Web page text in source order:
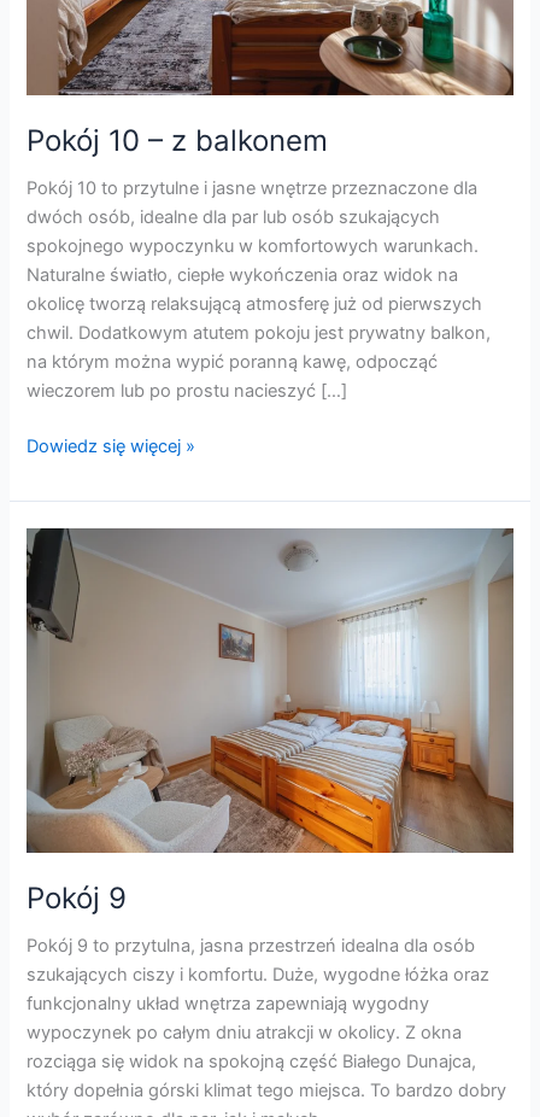
Pokój 10 – z balkonem
Pokój 10 to przytulne i jasne wnętrze przeznaczone dla
dwóch osób, idealne dla par lub osób szukających
spokojnego wypoczynku w komfortowych warunkach.
Naturalne światło, ciepłe wykończenia oraz widok na
okolicę tworzą relaksującą atmosferę już od pierwszych
chwil. Dodatkowym atutem pokoju jest prywatny balkon,
na którym można wypić poranną kawę, odpocząć
wieczorem lub po prostu nacieszyć […]
Dowiedz się więcej »
Pokój 9
Pokój 9 to przytulna, jasna przestrzeń idealna dla osób
szukających ciszy i komfortu. Duże, wygodne łóżka oraz
funkcjonalny układ wnętrza zapewniają wygodny
wypoczynek po całym dniu atrakcji w okolicy. Z okna
rozciąga się widok na spokojną część Białego Dunajca,
który dopełnia górski klimat tego miejsca. To bardzo dobry
Pokój
9